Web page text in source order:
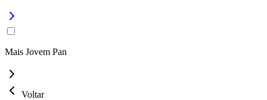
Mais Jovem Pan
Voltar